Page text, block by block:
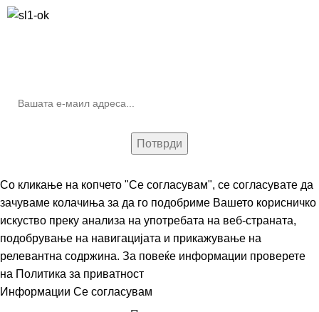
Со кликање на копчето "Се согласувам", се согласувате да
зачуваме колачиња за да го подобриме Вашето корисничко
искуство преку анализа на употребата на веб-страната,
подобрување на навигацијата и прикажување на
релевантна содржина. За повеќе информации проверете
на Политика за приватност
Информации Се согласувам